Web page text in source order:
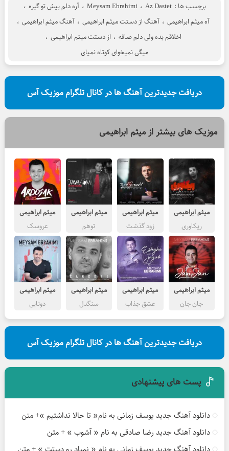
برچسب ها : Az Dastet ، Meysam Ebrahimi ، آره دلم پیش تو گیره ،
آه میثم ابراهیمی ، آهنگ از دستت میثم ابراهیمی ، آهنگ میثم ابراهیمی ،
اخلاقم بده ولی دلم صافه ، از دستت میثم ابراهیمی ،
میگی نمیخوای کوتاه نمیای
دریافت جدیدترین آهنگ ها در کانال تلگرام موزیک آس
موزیک های بیشتر ازمیثم ابراهیمی
میثم ابراهیمی
ریکاوری
میثم ابراهیمی
زود گذشت
میثم ابراهیمی
توهم
میثم ابراهیمی
عروسک
میثم ابراهیمی
جان جان
میثم ابراهیمی
عشق جذاب
میثم ابراهیمی
سنگدل
میثم ابراهیمی
دوتایی
دریافت جدیدترین آهنگ ها در کانال تلگرام موزیک آس
پست های پیشنهادی
دانلود آهنگ جدید یوسف زمانی به نام« تا حالا نداشتیم »+ متن
دانلود آهنگ جدید رضا صادقی به نام « آشوب » + متن